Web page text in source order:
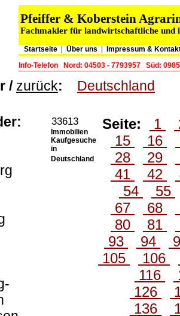
Pfeiffer & Koberstein
Fachmakler für landwirtschaftliche und
Startseite Über uns
Impressum &
Info-Telefon
Nord: 04503 - 7793957 Süd:
/ zurück: Deutschland
33613
Immobilien
Kaufgesuche
in
Deutschland
Seite: 1
15
16
28
29
41
42
54
55
67
68
80
81
93
94
105
106
116
126
136